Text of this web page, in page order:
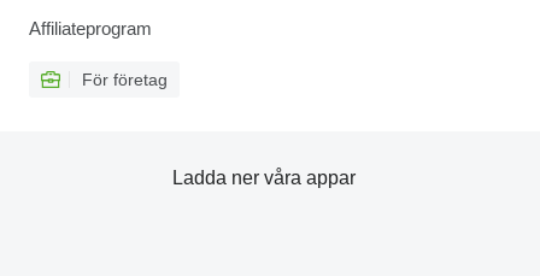
Affiliateprogram
För företag
Ladda ner våra appar